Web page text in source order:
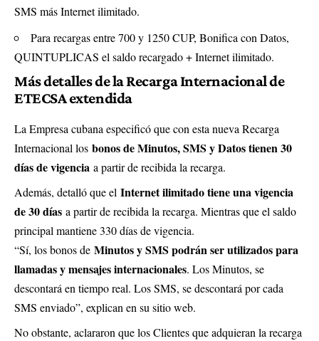
SMS más Internet ilimitado.
Para recargas entre 700 y 1250 CUP, Bonifica con Datos,
QUINTUPLICAS el saldo recargado + Internet ilimitado.
Más detalles de la Recarga Internacional de
ETECSAextendida
La Empresa cubana especificó que con esta nueva Recarga
Internacional los bonos de Minutos, SMS y Datos tienen 30
días de vigencia a partir de recibida la recarga.
Además, detalló que el Internet ilimitado tiene una vigencia
de 30 días a partir de recibida la recarga. Mientras que el saldo
principal mantiene 330 días de vigencia.
“Sí, los bonos de Minutos y SMS podrán ser utilizados para
llamadas y mensajes internacionales. Los Minutos, se
descontará en tiempo real. Los SMS, se descontará por cada
SMS enviado”, explican en su sitio web.
No obstante, aclararon que los Clientes que adquieran la recarga